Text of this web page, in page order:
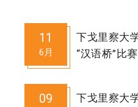
11
6月
下戈里察大
“汉语桥”比
09
下戈里察大